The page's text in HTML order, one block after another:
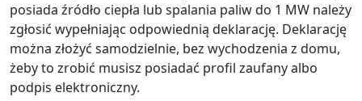
posiada źródło ciepła lub spalania paliw do 1 MW należy
zgłosić wypełniając odpowiednią deklarację. Deklarację
można złożyć samodzielnie, bez wychodzenia z domu,
żeby to zrobić musisz posiadać profil zaufany albo
podpis elektroniczny.